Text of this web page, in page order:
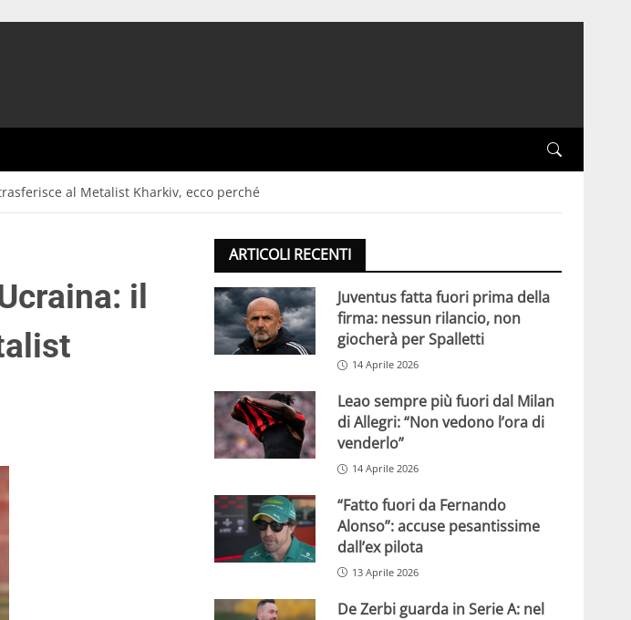
al Metalist Kharkiv, ecco perché
il
ARTICOLI RECENTI
Juventus fatta fuori prima della
firma: nessun rilancio, non
giocherà per Spalletti
14 Aprile 2026
Leao sempre più fuori dal Milan
di Allegri: “Non vedono l’ora di
venderlo”
14 Aprile 2026
“Fatto fuori da Fernando
Alonso”: accuse pesantissime
dall’ex pilota
13 Aprile 2026
De Zerbi guarda in Serie A: nel